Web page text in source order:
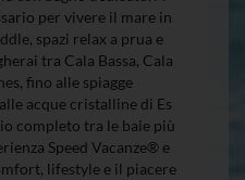
per vivere il mare in
spazi relax a prua e
tra Cala Bassa, Cala
fino alle spiagge
acque cristalline di Es
completo tra le baie più
Speed Vacanze® e
lifestyle e il piacere